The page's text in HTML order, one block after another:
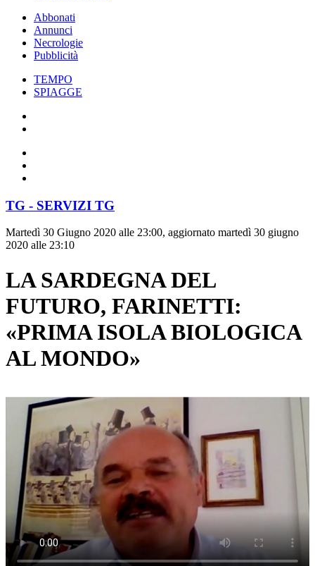
Abbonati
Annunci
Necrologie
Pubblicità
TEMPO
SPIAGGE
TG - SERVIZI TG
Martedì 30 Giugno 2020 alle 23:00, aggiornato martedì 30 giugno
2020 alle 23:10
LA SARDEGNA DEL
FUTURO, FARINETTI:
«PRIMA ISOLA BIOLOGICA
AL MONDO»